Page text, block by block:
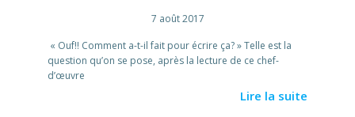
7 août 2017
« Ouf!! Comment a-t-il fait pour écrire ça? » Telle est la
question qu’on se pose, après la lecture de ce chef-
d’œuvre
Lire la suite